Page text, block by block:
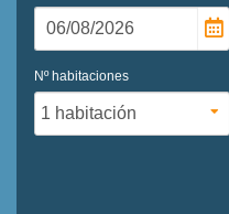
Nº habitaciones